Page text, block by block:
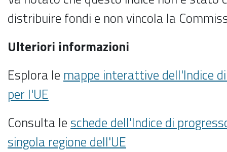
distribuire fondi e non vincola la
Ulteriori informazioni
Esplora le mappe interattive dell'Indice
per l'UE
Consulta le schede dell'Indice di
singola regione dell'UE